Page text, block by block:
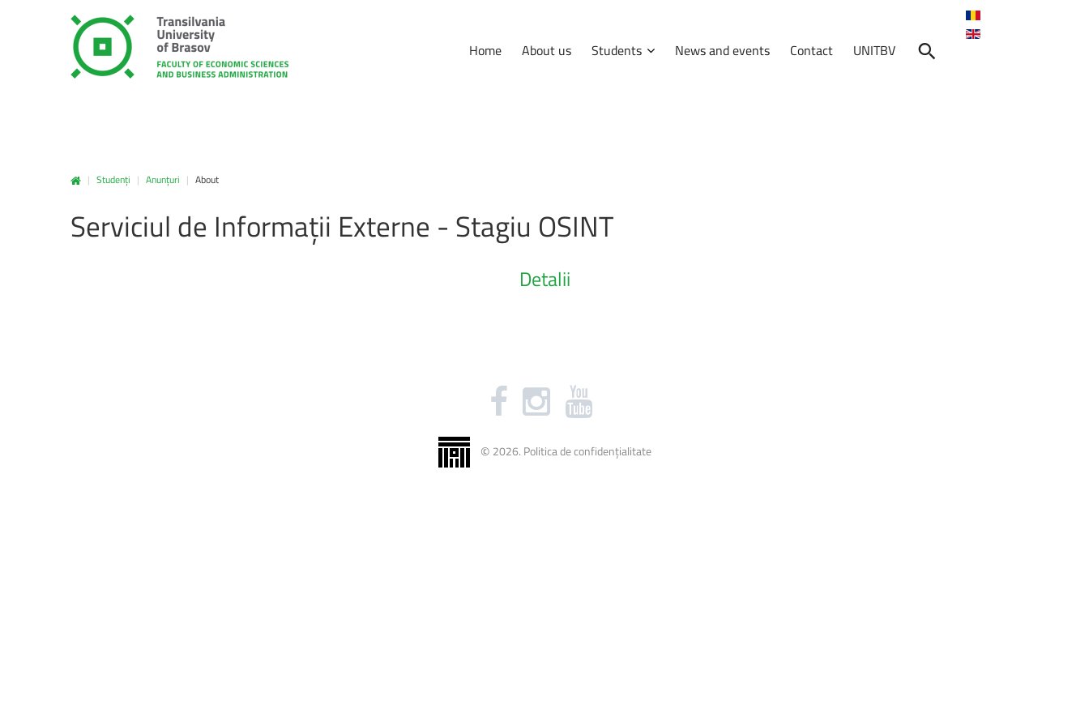
Home About us Students
Internship
News and events Contact UNITBV
| Studenți | Anunțuri | About
Serviciul de Informații Externe - Stagiu OSINT
Detalii
© 2026. Politica de confidențialitate